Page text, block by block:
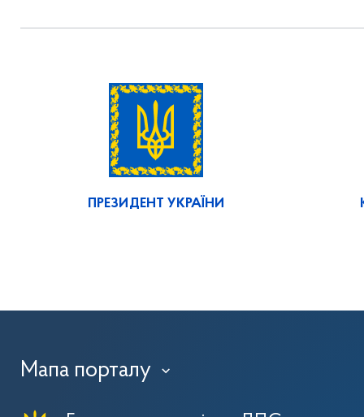
ПРЕЗИДЕНТ УКРАЇНИ
Мапа порталу ›